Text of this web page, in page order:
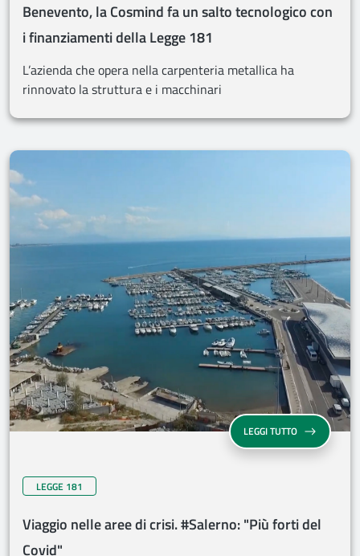
Benevento, la Cosmind fa un salto tecnologico con
i finanziamenti della Legge 181
L’azienda che opera nella carpenteria metallica ha
rinnovato la struttura e i macchinari
LEGGI TUTTO
LEGGE 181
Viaggio nelle aree di crisi. #Salerno: "Più forti del
Covid"